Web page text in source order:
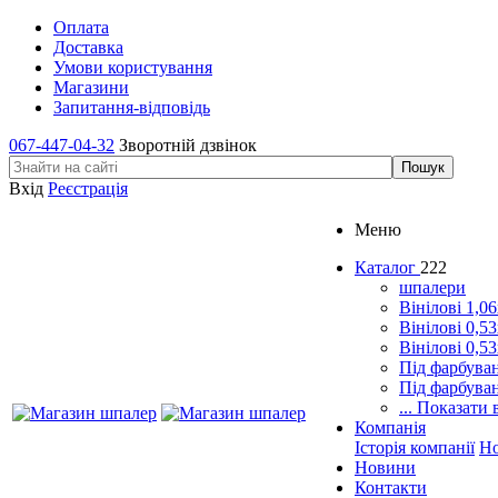
Оплата
Доставка
Умови користування
Магазини
Запитання-відповідь
067-447-04-32 Зворотній дзвінок
Вхід Реєстрація
Меню
Каталог 222
шпалери
Вінілові
Вінілові
Вінілові
Під
Під
... Показати
Компанія
Історія компанії
Новини
Контакти